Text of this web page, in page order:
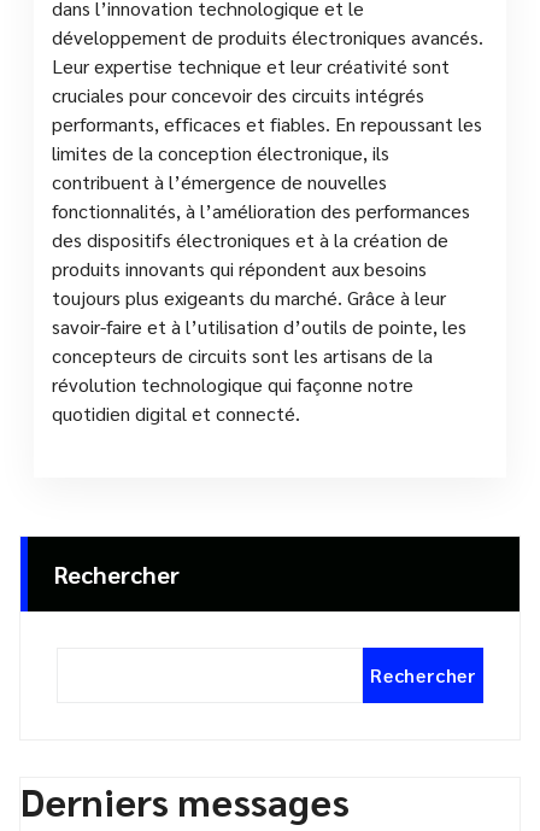
dans l’innovation technologique et le
développement de produits électroniques avancés.
Leur expertise technique et leur créativité sont
cruciales pour concevoir des circuits intégrés
performants, efficaces et fiables. En repoussant les
limites de la conception électronique, ils
contribuent à l’émergence de nouvelles
fonctionnalités, à l’amélioration des performances
des dispositifs électroniques et à la création de
produits innovants qui répondent aux besoins
toujours plus exigeants du marché. Grâce à leur
savoir-faire et à l’utilisation d’outils de pointe, les
concepteurs de circuits sont les artisans de la
révolution technologique qui façonne notre
quotidien digital et connecté.
Rechercher
Rechercher
Derniers messages